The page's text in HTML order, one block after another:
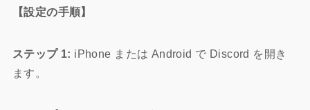
【設定の手順】
ステップ 1: iPhone または Android で Discord を開き
ます。